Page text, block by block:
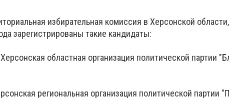
избирательная комиссия в Херсонской
зарегистрированы такие кандидаты:
областная организация политической партии
региональная организация политической партии